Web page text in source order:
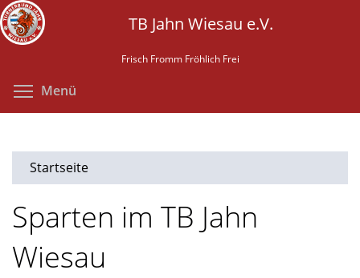
Direkt
zum
Inhalt
TB Jahn Wiesau e.V.
Frisch Fromm Fröhlich Frei
Menü
Startseite
Sparten im TB Jahn
Wiesau